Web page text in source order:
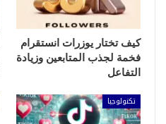
كيف تختار يوزرات انستقرام
فخمة لجذب المتابعين وزيادة
التفاعل
تكنولوجيا